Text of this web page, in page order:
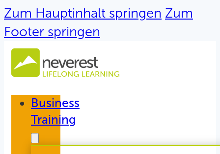
Zum Hauptinhalt springen Zum
Footer springen
Business
Training